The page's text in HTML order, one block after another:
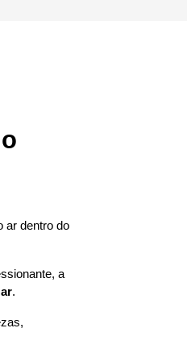
ar dentro do
a
.